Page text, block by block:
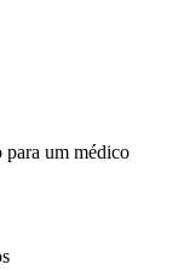
para um médico